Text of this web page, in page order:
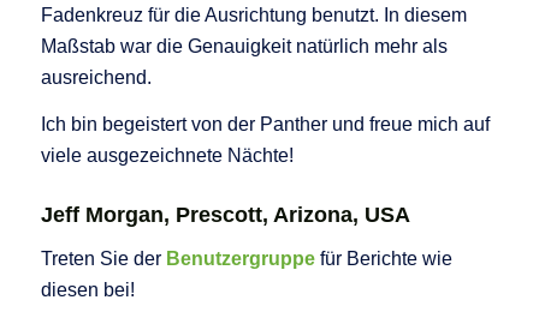
Fadenkreuz für die Ausrichtung benutzt. In diesem
Maßstab war die Genauigkeit natürlich mehr als
ausreichend.
Ich bin begeistert von der Panther und freue mich auf
viele ausgezeichnete Nächte!
Jeff Morgan, Prescott, Arizona, USA
Treten Sie der Benutzergruppefür Berichte wie
diesen bei!